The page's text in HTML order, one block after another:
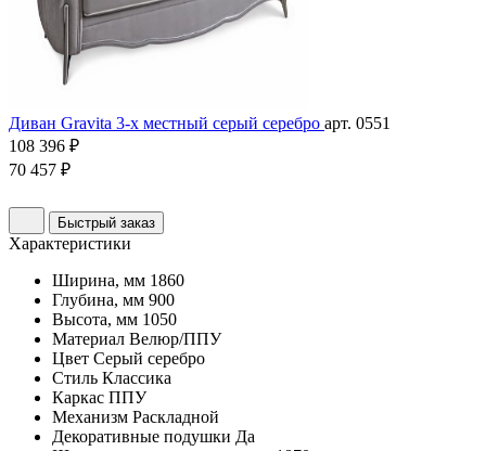
Диван Gravita 3-х местный серый серебро арт. 0551
108 396 ₽
70 457 ₽
Быстрый заказ
Характеристики
Ширина, мм 1860
Глубина, мм 900
Высота, мм 1050
Материал Велюр/ППУ
Цвет Серый серебро
Стиль Классика
Каркас ППУ
Механизм Раскладной
Декоративные подушки Да